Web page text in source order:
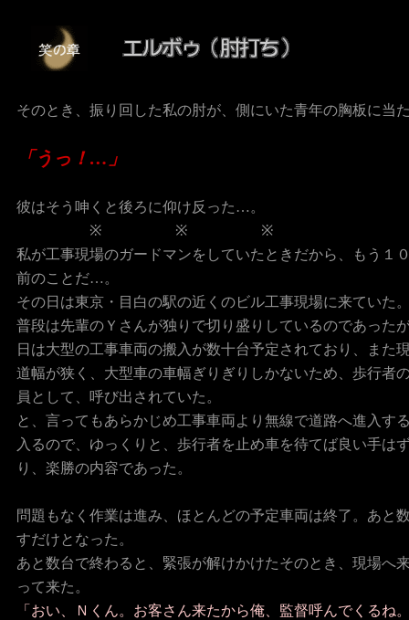
そのとき、振り回した私の肘が、側にいた青年の胸板に当
「うっ！…」
彼はそう呻くと後ろに仰け反った…。
※ ※ ※
私が工事現場のガードマンをしていたときだから、もう１
前のことだ…。
その日は東京・目白の駅の近くのビル工事現場に来ていた
普段は先輩のＹさんが独りで切り盛りしているのであった
日は大型の工事車両の搬入が数十台予定されており、また
道幅が狭く、大型車の車幅ぎりぎりしかないため、歩行者
員として、呼び出されていた。
と、言ってもあらかじめ工事車両より無線で道路へ進入す
入るので、ゆっくりと、歩行者を止め車を待てば良い手は
り、楽勝の内容であった。
問題もなく作業は進み、ほとんどの予定車両は終了。あと
すだけとなった。
あと数台で終わると、緊張が解けかけたそのとき、現場へ
って来た。
「おい、Ｎくん。お客さん来たから俺、監督呼んでくるね